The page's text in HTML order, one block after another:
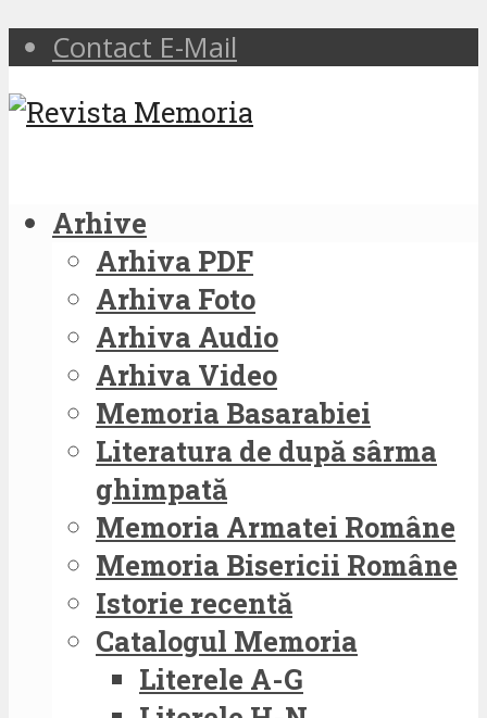
Contact E-Mail
Arhive
Arhiva PDF
Arhiva Foto
Arhiva Audio
Arhiva Video
Memoria Basarabiei
Literatura de după sârma
ghimpată
Memoria Armatei Române
Memoria Bisericii Române
Istorie recentă
Catalogul Memoria
Literele A-G